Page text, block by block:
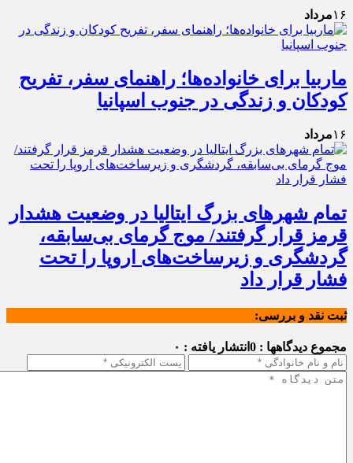
۱۶مرداد
ماربیا برای خانواده‌ها؛ راهنمای سفر، تفریح
کودکان و زندگی در جنوب اسپانیا
۱۶مرداد
تمام شهرهای بزرگ ایتالیا در وضعیت هشدار
قرمز قرار گرفتند/ موج گرمای بی‌سابقه،
گردشگری و زیرساخت‌های اروپا را تحت
فشار قرار داد
ثبت نقد و بررسی:
مجموع دیدگاهها : 0 انتشار یافته : ۰